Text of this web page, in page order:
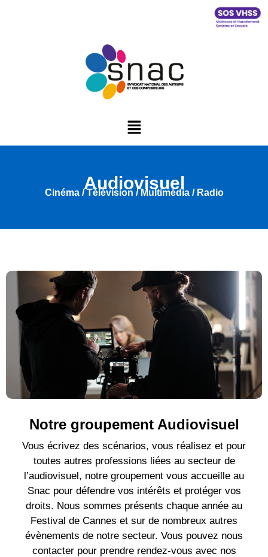
Audiovisuel
Cinéma / Télévision / Multimédia / Radio
Notre groupement Audiovisuel
Vous écrivez des scénarios, vous réalisez et pour
toutes autres professions liées au secteur de
l’audiovisuel, notre groupement vous accueille au
Snac pour défendre vos intérêts et protéger vos
droits. Nous sommes présents chaque année au
Festival de Cannes et sur de nombreux autres
évènements de notre secteur. Vous pouvez nous
contacter pour prendre rendez-vous avec nos